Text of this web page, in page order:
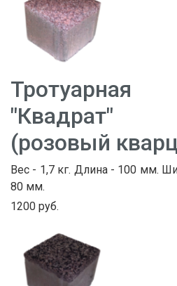
"Квадрат"
(розовый
Вес - 1,7 кг. Длина - 100 мм.
80 мм.
1200 руб.